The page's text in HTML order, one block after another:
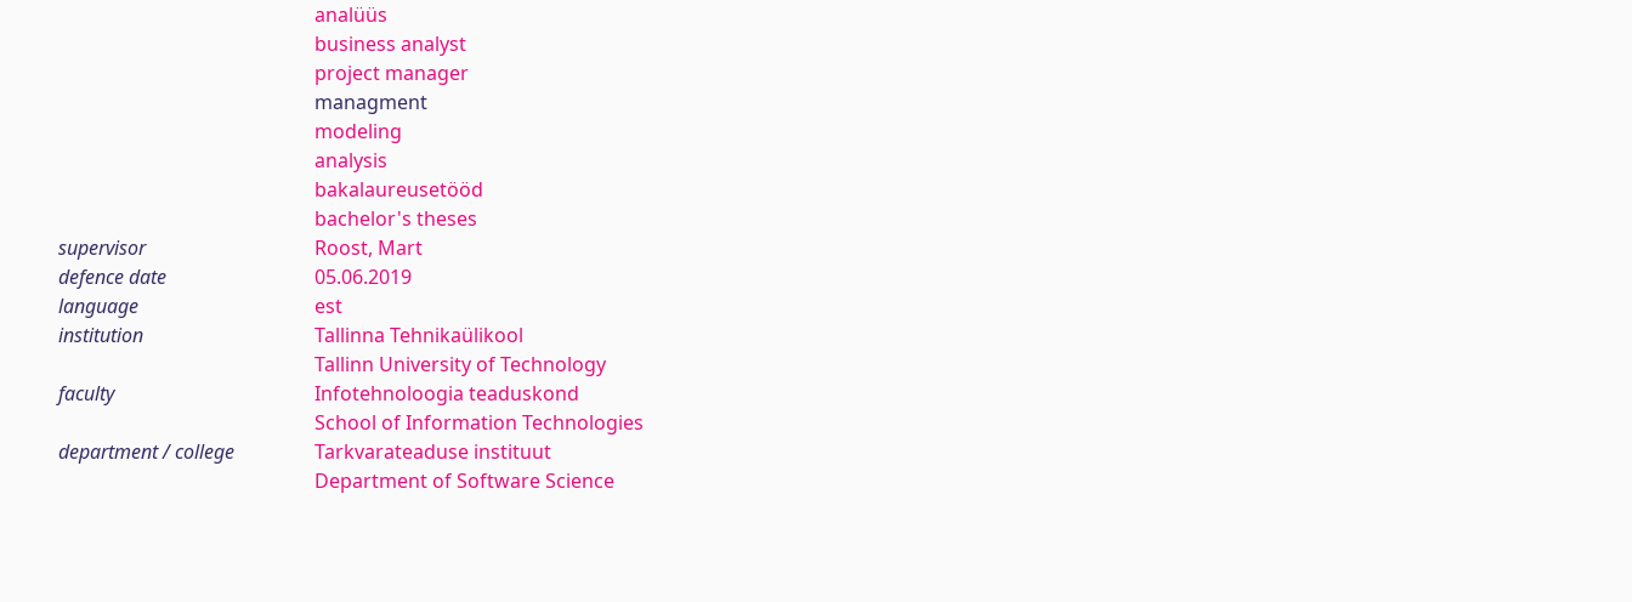
analüüs
business analyst
project manager
managment
modeling
analysis
bakalaureusetööd
bachelor's theses
supervisor
Roost, Mart
defence date
05.06.2019
language
est
institution
Tallinna Tehnikaülikool
Tallinn University of Technology
faculty
Infotehnoloogia teaduskond
School of Information Technologies
department / college
Tarkvarateaduse instituut
Department of Software Science